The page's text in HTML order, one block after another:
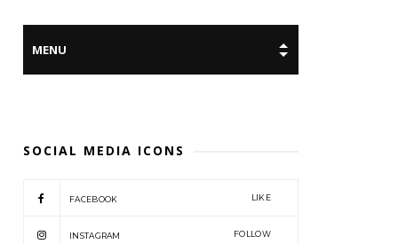
SOCIAL MEDIA ICONS
FACEBOOK LIKE
INSTAGRAM FOLLOW